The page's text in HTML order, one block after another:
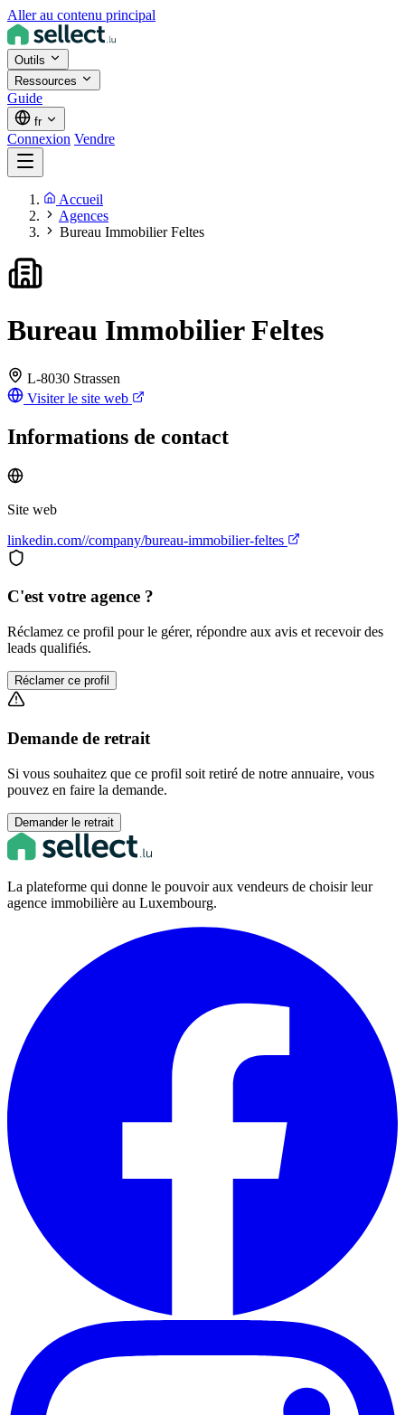
Aller au contenu principal
Outils
Ressources
Guide
fr
Connexion Vendre
Accueil
Agences
Bureau Immobilier Feltes
Bureau Immobilier Feltes
L-8030 Strassen
Visiter le site web
Informations de contact
Site web
linkedin.com//company/bureau-immobilier-feltes
C'est votre agence ?
Réclamez ce profil pour le gérer, répondre aux avis et recevoir des
leads qualifiés.
Réclamer ce profil
Demande de retrait
Si vous souhaitez que ce profil soit retiré de notre annuaire, vous
pouvez en faire la demande.
Demander le retrait
La plateforme qui donne le pouvoir aux vendeurs de choisir leur
agence immobilière au Luxembourg.